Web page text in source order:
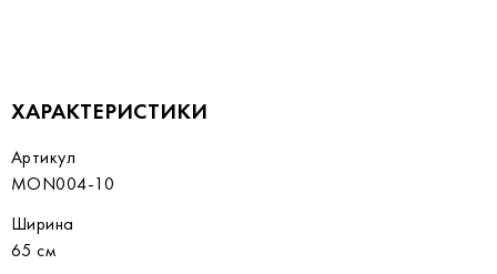
ХАРАКТЕРИСТИКИ
Артикул
MON004-10
Ширина
65 см